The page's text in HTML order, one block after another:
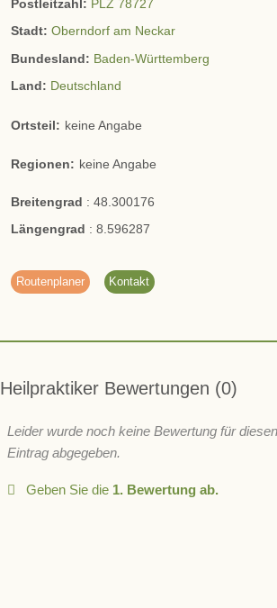
Postleitzahl: PLZ 78727
Stadt: Oberndorf am Neckar
Bundesland: Baden-Württemberg
Land: Deutschland
Ortsteil: keine Angabe
Regionen: keine Angabe
Breitengrad : 48.300176
Längengrad : 8.596287
Routenplaner Kontakt
Heilpraktiker Bewertungen 0
Leider wurde noch keine Bewertung für
Eintrag abgegeben.
Geben Sie die 1. Bewertung ab.